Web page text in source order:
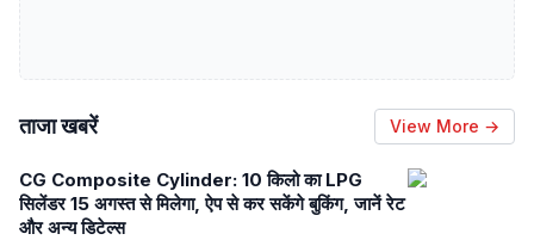
ताजा खबरें View More →
CG Composite Cylinder: 10 किलो का LPG
सिलेंडर 15 अगस्त से मिलेगा, ऐप से कर सकेंगे बुकिंग, जानें रेट
और अन्य डिटेल्स